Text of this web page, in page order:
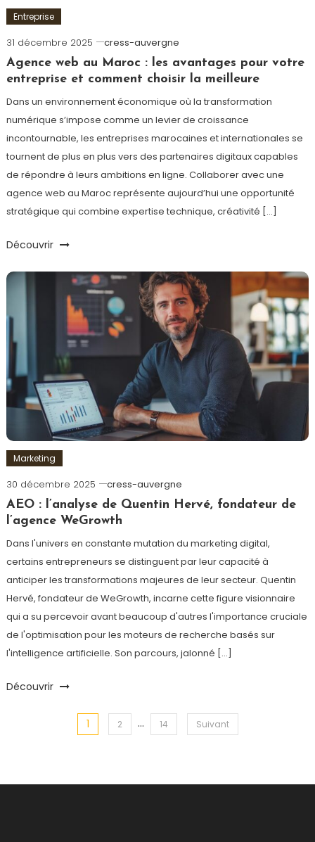
Entreprise
31 décembre 2025
cress-auvergne
Agence web au Maroc : les avantages pour votre
entreprise et comment choisir la meilleure
Dans un environnement économique où la transformation
numérique s’impose comme un levier de croissance
incontournable, les entreprises marocaines et internationales se
tournent de plus en plus vers des partenaires digitaux capables
de répondre à leurs ambitions en ligne. Collaborer avec une
agence web au Maroc représente aujourd’hui une opportunité
stratégique qui combine expertise technique, créativité […]
Découvrir
Marketing
30 décembre 2025
cress-auvergne
AEO : l’analyse de Quentin Hervé, fondateur de
l’agence WeGrowth
Dans l'univers en constante mutation du marketing digital,
certains entrepreneurs se distinguent par leur capacité à
anticiper les transformations majeures de leur secteur. Quentin
Hervé, fondateur de WeGrowth, incarne cette figure visionnaire
qui a su percevoir avant beaucoup d'autres l'importance cruciale
de l'optimisation pour les moteurs de recherche basés sur
l'intelligence artificielle. Son parcours, jalonné […]
Découvrir
Navigation
articles
1 2 … 14 Suivant